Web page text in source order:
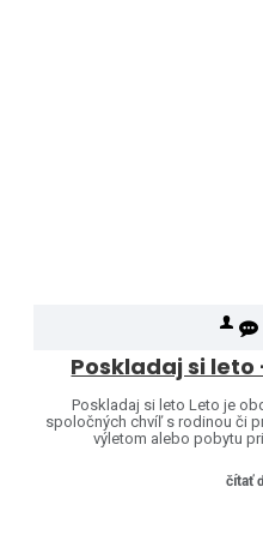
Poskladaj si
Poskladaj si leto Leto je
spoločných chvíľ s rodinou či
výletom alebo pobytu
čítať